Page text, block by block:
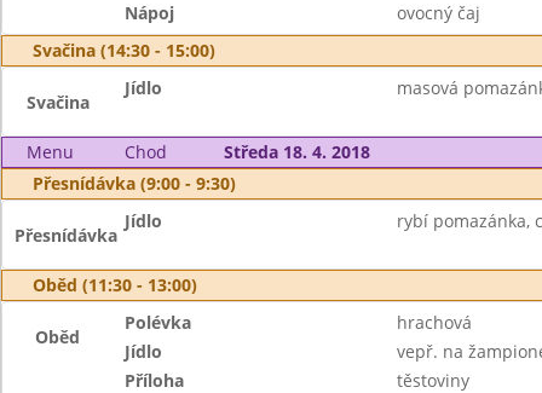
Nápoj
ovocný čaj
Svačina (14:30 - 15:00)
Svačina
Jídlo masová
Menu Chod
Středa 18. 4. 2018
Přesnídávka (9:00 - 9:30)
Přesnídávka
Jídlo rybí pomazánka,
Oběd (11:30 - 13:00)
Oběd
Polévka
hrachová
Jídlo
vepř. na
Příloha
těstoviny